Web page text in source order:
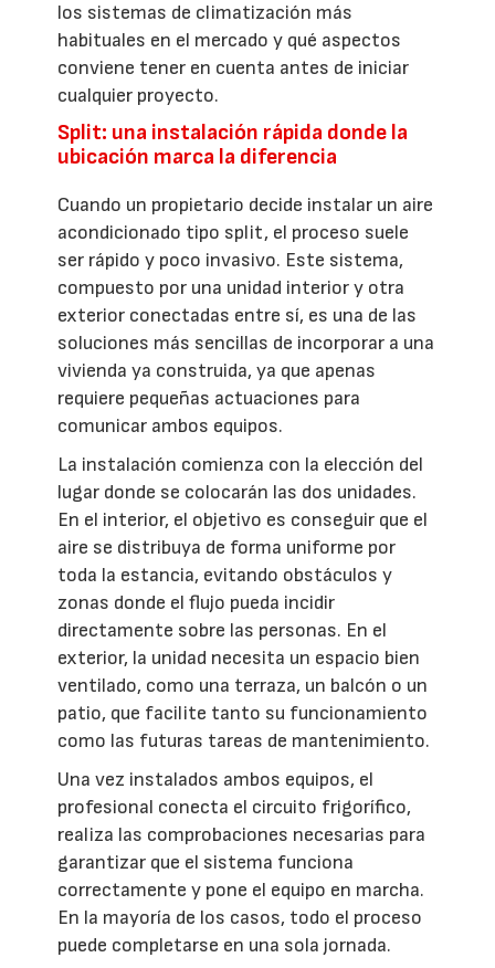
los sistemas de climatización más
habituales en el mercado y qué aspectos
conviene tener en cuenta antes de iniciar
cualquier proyecto.
Split: una instalación rápida donde la
ubicación marca la diferencia
Cuando un propietario decide instalar un aire
acondicionado tipo split, el proceso suele
ser rápido y poco invasivo. Este sistema,
compuesto por una unidad interior y otra
exterior conectadas entre sí, es una de las
soluciones más sencillas de incorporar a una
vivienda ya construida, ya que apenas
requiere pequeñas actuaciones para
comunicar ambos equipos.
La instalación comienza con la elección del
lugar donde se colocarán las dos unidades.
En el interior, el objetivo es conseguir que el
aire se distribuya de forma uniforme por
toda la estancia, evitando obstáculos y
zonas donde el flujo pueda incidir
directamente sobre las personas. En el
exterior, la unidad necesita un espacio bien
ventilado, como una terraza, un balcón o un
patio, que facilite tanto su funcionamiento
como las futuras tareas de mantenimiento.
Una vez instalados ambos equipos, el
profesional conecta el circuito frigorífico,
realiza las comprobaciones necesarias para
garantizar que el sistema funciona
correctamente y pone el equipo en marcha.
En la mayoría de los casos, todo el proceso
puede completarse en una sola jornada.